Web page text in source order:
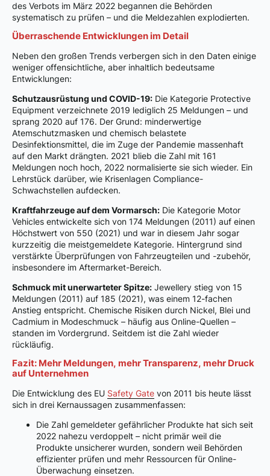
des Verbots im März 2022 begannen die Behörden
systematisch zu prüfen – und die Meldezahlen explodierten.
Überraschende Entwicklungen im Detail
Neben den großen Trends verbergen sich in den Daten einige
weniger offensichtliche, aber inhaltlich bedeutsame
Entwicklungen:
Schutzausrüstung und COVID-19: Die Kategorie Protective
Equipment verzeichnete 2019 lediglich 25 Meldungen – und
sprang 2020 auf 176. Der Grund: minderwertige
Atemschutzmasken und chemisch belastete
Desinfektionsmittel, die im Zuge der Pandemie massenhaft
auf den Markt drängten. 2021 blieb die Zahl mit 161
Meldungen noch hoch, 2022 normalisierte sie sich wieder. Ein
Lehrstück darüber, wie Krisenlagen Compliance-
Schwachstellen aufdecken.
Kraftfahrzeuge auf dem Vormarsch: Die Kategorie Motor
Vehicles entwickelte sich von 174 Meldungen (2011) auf einen
Höchstwert von 550 (2021) und war in diesem Jahr sogar
kurzzeitig die meistgemeldete Kategorie. Hintergrund sind
verstärkte Überprüfungen von Fahrzeugteilen und -zubehör,
insbesondere im Aftermarket-Bereich.
Schmuck mit unerwarteter Spitze: Jewellery stieg von 15
Meldungen (2011) auf 185 (2021), was einem 12-fachen
Anstieg entspricht. Chemische Risiken durch Nickel, Blei und
Cadmium in Modeschmuck – häufig aus Online-Quellen –
standen im Vordergrund. Seitdem ist die Zahl wieder
rückläufig.
Fazit: Mehr Meldungen, mehr Transparenz, mehr Druck
auf Unternehmen
Die Entwicklung des EU Safety Gate von 2011 bis heute lässt
sich in drei Kernaussagen zusammenfassen:
Die Zahl gemeldeter gefährlicher Produkte hat sich seit
2022 nahezu verdoppelt – nicht primär weil die
Produkte unsicherer wurden, sondern weil Behörden
effizienter prüfen und mehr Ressourcen für Online-
Überwachung einsetzen.